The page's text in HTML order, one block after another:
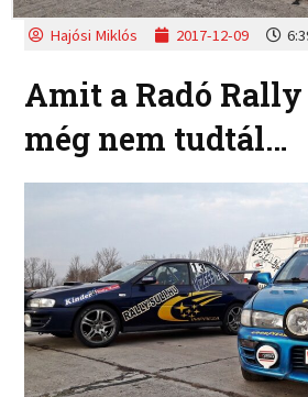
Hajósi Miklós 2017-12-09
Amit a Radó
még nem tudtál…